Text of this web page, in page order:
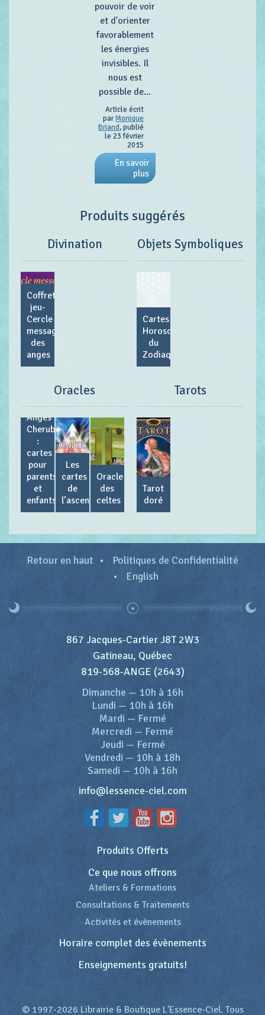
pouvoir de voir
et d'orienter
favorablement
les énergies
invisibles. Il
nous est
possible de...
Article écrit
parMonique
Briand, publié
le 23 février
2015
En savoir
plus
Produits suggérés
Divination
Coffret
jeu-
Cercle
messager
des
anges
Objets Symboliques
Cartes
Horoscope
du
Zodiaque
Oracles
Anges
Cherubin
:
cartes
pour
parents
et
enfants
Les
cartes
de
l’ascension
Oracle
des
celtes
Tarots
Tarot
doré
Retour en haut
Politiques de Confidentialité
English
867 Jacques-Cartier J8T 2W3
Gatineau, Québec
819-568-ANGE (2643)
Dimanche — 10h à 16h
Lundi — 10h à 16h
Mardi — Fermé
Mercredi — Fermé
Jeudi — Fermé
Vendredi — 10h à 18h
Samedi — 10h à 16h
info@lessence-ciel.com
Produits Offerts
Ce que nous offrons
Ateliers & Formations
Consultations & Traitements
Activités et évènements
Horaire complet des évènements
Enseignements gratuits!
© 1997-2026 Librairie & Boutique L'Essence-Ciel. Tous